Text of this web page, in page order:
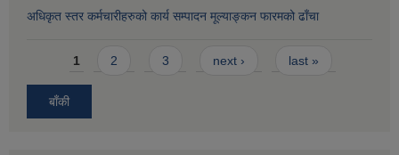
अधिकृत स्तर कर्मचारीहरुको कार्य सम्पादन मूल्याङ्कन फारमको ढाँचा
Pages
1 2 3 next › last »
बाँकी